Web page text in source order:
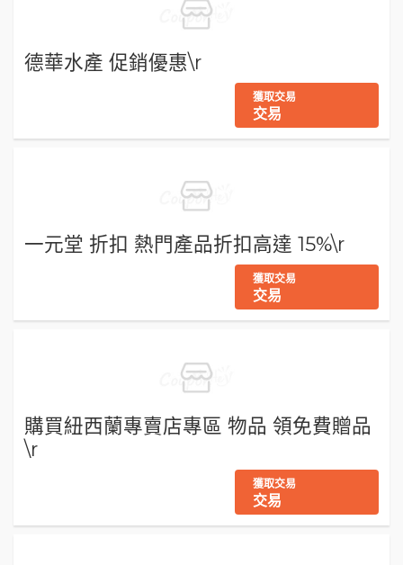
德華水產 促銷優惠\r
獲取交易
交易
一元堂 折扣 熱門產品折扣高達 15%\r
獲取交易
交易
購買紐西蘭專賣店專區 物品 領免費贈品
\r
獲取交易
交易